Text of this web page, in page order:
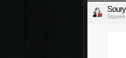
Soury
Squeek